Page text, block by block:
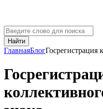
Найти
ГлавнаяБлогГосрегистрация